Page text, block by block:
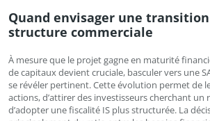
Quand envisager une
structure commerciale
À mesure que le projet gagne en maturité
de capitaux devient cruciale, basculer vers une
se révéler pertinent. Cette évolution permet de
actions, d’attirer des investisseurs cherchant
d’adopter une fiscalité IS plus structurée. La